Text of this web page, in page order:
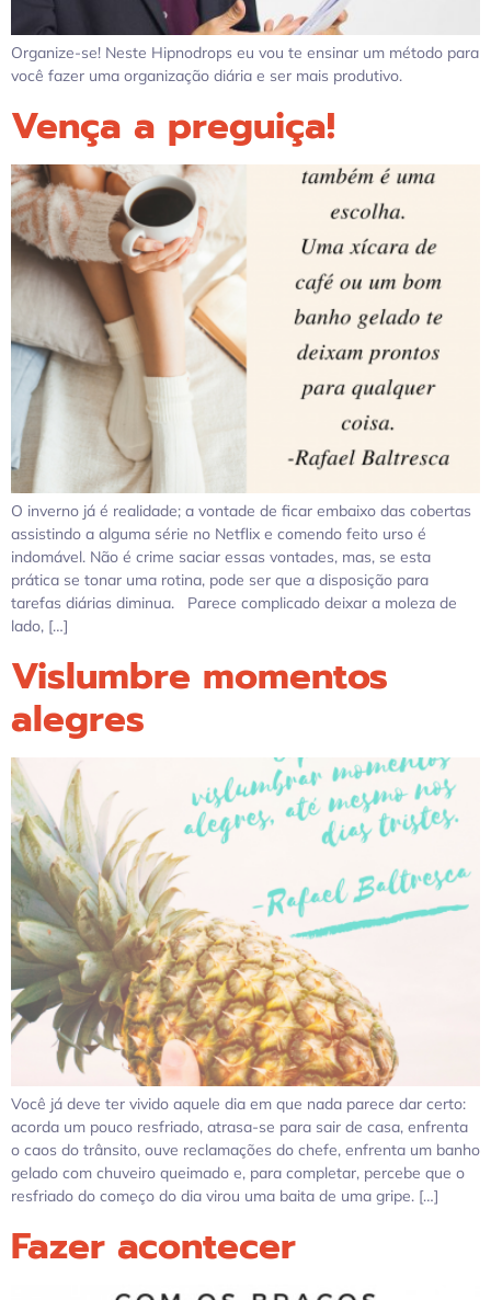
Organize-se! Neste Hipnodrops eu vou te ensinar um método para
você fazer uma organização diária e ser mais produtivo.
Vença a preguiça!
O inverno já é realidade; a vontade de ficar embaixo das cobertas
assistindo a alguma série no Netflix e comendo feito urso é
indomável. Não é crime saciar essas vontades, mas, se esta
prática se tonar uma rotina, pode ser que a disposição para
tarefas diárias diminua. Parece complicado deixar a moleza de
lado, […]
Vislumbre momentos
alegres
Você já deve ter vivido aquele dia em que nada parece dar certo:
acorda um pouco resfriado, atrasa-se para sair de casa, enfrenta
o caos do trânsito, ouve reclamações do chefe, enfrenta um banho
gelado com chuveiro queimado e, para completar, percebe que o
resfriado do começo do dia virou uma baita de uma gripe. […]
Fazer acontecer